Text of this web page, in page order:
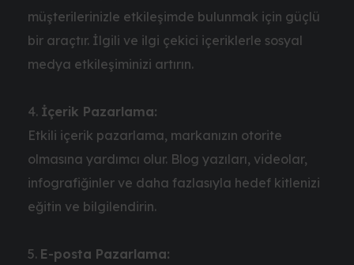
müşterilerinizle etkileşimde bulunmak için güçlü
bir araçtır. İlgili ve ilgi çekici içeriklerle sosyal
medya etkileşiminizi artırın.
İçerik Pazarlama:
Etkili içerik pazarlama, markanızın otorite
olmasına yardımcı olur. Blog yazıları, videolar,
infografiğinler ve daha fazlasıyla hedef kitlenizi
eğitin ve bilgilendirin.
E-posta Pazarlama: